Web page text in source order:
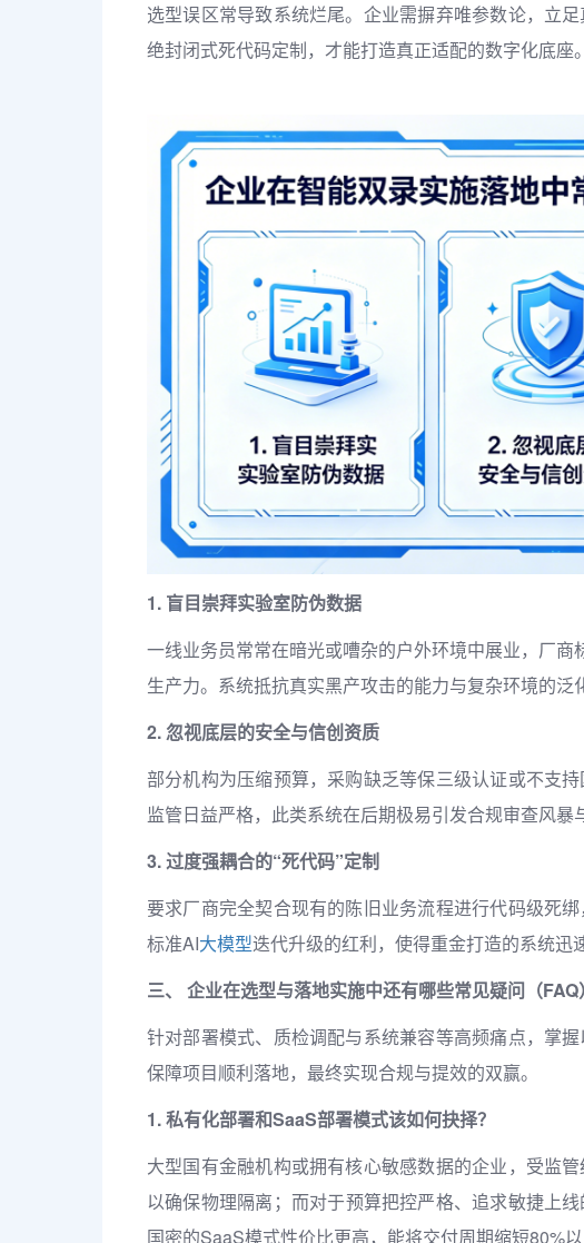
选型误区常导致系统烂尾。企业需摒弃唯参数论，立
绝封闭式死代码定制，才能打造真正适配的数字化底座。
1. 盲目崇拜实验室防伪数据
一线业务员常常在暗光或嘈杂的户外环境中展业，厂商
生产力。系统抵抗真实黑产攻击的能力与复杂环境的泛
2. 忽视底层的安全与信创资质
部分机构为压缩预算，采购缺乏等保三级认证或不支
监管日益严格，此类系统在后期极易引发合规审查风暴
3. 过度强耦合的“死代码”定制
要求厂商完全契合现有的陈旧业务流程进行代码级死
标准AI大模型迭代升级的红利，使得重金打造的系统迅
三、 企业在选型与落地实施中还有哪些常见疑问（FAQ
针对部署模式、质检调配与系统兼容等高频痛点，掌
保障项目顺利落地，最终实现合规与提效的双赢。
1. 私有化部署和SaaS部署模式该如何抉择？
大型国有金融机构或拥有核心敏感数据的企业，受监
以确保物理隔离；而对于预算把控严格、追求敏捷上
国密的SaaS模式性价比更高，能将交付周期缩短80%以